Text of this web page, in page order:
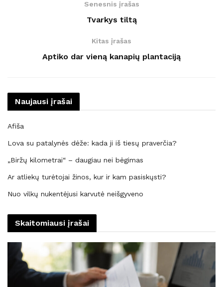
Senesnis įrašas
Tvarkys tiltą
Kitas įrašas
Aptiko dar vieną kanapių plantaciją
Naujausi įrašai
Afiša
Lova su patalynės dėže: kada ji iš tiesų praverčia?
„Biržų kilometrai“ – daugiau nei bėgimas
Ar atliekų turėtojai žinos, kur ir kam pasiskųsti?
Nuo vilkų nukentėjusi karvutė neišgyveno
Skaitomiausi įrašai